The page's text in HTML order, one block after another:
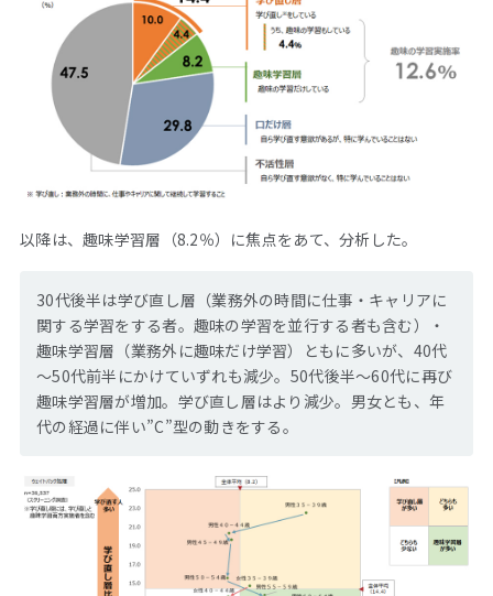
以降は、趣味学習層（8.2％）に焦点をあて、分析した。
30代後半は学び直し層（業務外の時間に仕事・キャリアに
関する学習をする者。趣味の学習を並行する者も含む）・
趣味学習層（業務外に趣味だけ学習）ともに多いが、40代
～50代前半にかけていずれも減少。50代後半～60代に再び
趣味学習層が増加。学び直し層はより減少。男女とも、年
代の経過に伴い”C”型の動きをする。